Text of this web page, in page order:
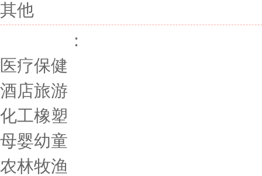
其他
：
医疗保健
酒店旅游
化工橡塑
母婴幼童
农林牧渔